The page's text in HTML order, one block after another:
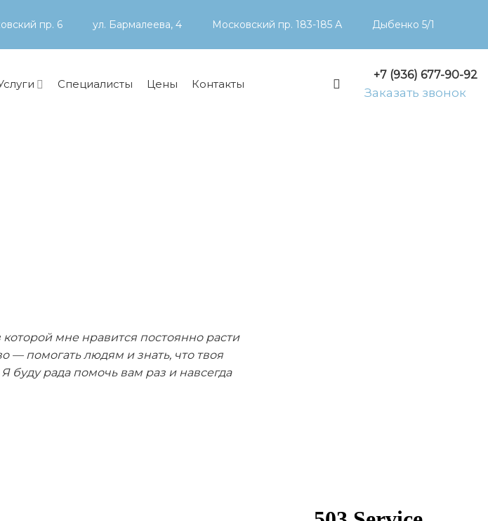
пр. 6 ул. Бармалеева, 4 Московский пр. 183-185 А Дыбенко 5/1
Специалисты Цены Контакты
+7 (936) 677-90-92
Заказать звонок
мне нравится постоянно расти
— помогать людям и знать, что твоя
буду рада помочь вам раз и навсегда